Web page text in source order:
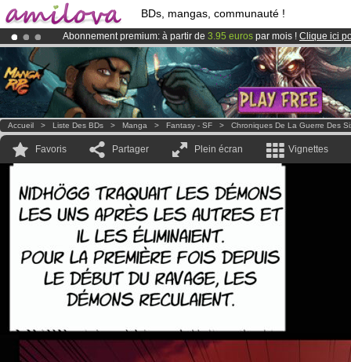
BDs, mangas, communauté !
Abonnement premium: à partir de 3.95 euros par mois ! Clique ici
Déjà 100000membreset 1000BDs & Mangas!
LeKickstarter Amilova est désormais lancé
Accueil > Liste Des BDs > Manga > Fantasy - SF > Chroniques De La Guerre Des
Favoris Partager Plein écran Vignettes